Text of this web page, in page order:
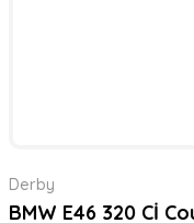
Derby
BMW E46 320 Cİ